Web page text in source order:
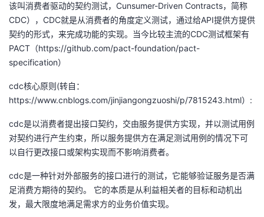
学
堂
我
的
课
程
我
的
认
证
我
的
实
验
我
的
收
持
我
的
术
支
持
我
云
声
建
议
该叫消费者驱动的契约测试，Cunsumer-Driven Contracts，简称
CDC），CDC就是从消费者的角度定义测试，通过给API提供方提供
契约的形式，来完成功能的实现。当今比较主流的CDC测试框架有
PACT（https://github.com/pact-foundation/pact-
specification）
cdc核心原则(转自：
https://www.cnblogs.com/jinjiangongzuoshi/p/7815243.html）:
cdc是以消费者提出接口契约，交由服务提供方实现，并以测试用例
对契约进行产生约束，所以服务提供方在满足测试用例的情况下可
以自行更改接口或架构实现而不影响消费者。
cdc是一种针对外部服务的接口进行的测试，它能够验证服务是否满
足消费方期待的契约。 它的本质是从利益相关者的目标和动机出
发，最大限度地满足需求方的业务价值实现。